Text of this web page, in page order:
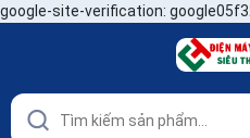
google-site-verification: